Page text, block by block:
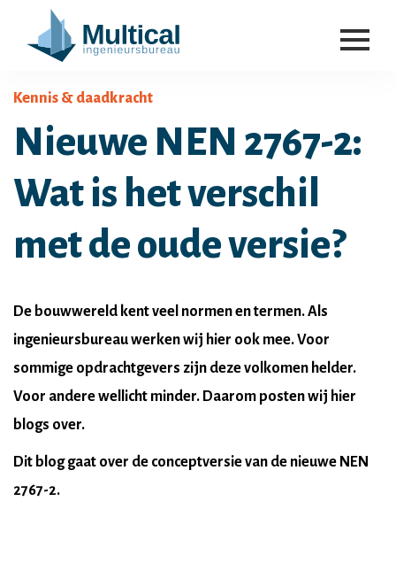
Kennis & daadkracht
Nieuwe NEN 2767-2:
Wat is het verschil
met de oude versie?
De bouwwereld kent veel normen en termen. Als
ingenieursbureau werken wij hier ook mee. Voor
sommige opdrachtgevers zijn deze volkomen helder.
Voor andere wellicht minder. Daarom posten wij hier
blogs over.
Dit blog gaat over de conceptversie van de nieuwe NEN
2767-2.